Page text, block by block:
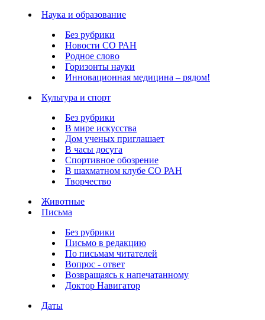
Наука и образование
Без рубрики
Новости СО РАН
Родное слово
Горизонты науки
Инновационная медицина – рядом!
Культура и спорт
Без рубрики
В мире искусства
Дом ученых приглашает
В часы досуга
Спортивное обозрение
В шахматном клубе СО РАН
Творчество
Животные
Письма
Без рубрики
Письмо в редакцию
По письмам читателей
Вопрос - ответ
Возвращаясь к напечатанному
Доктор Навигатор
Даты